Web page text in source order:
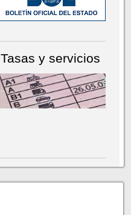
Tasas y servicios